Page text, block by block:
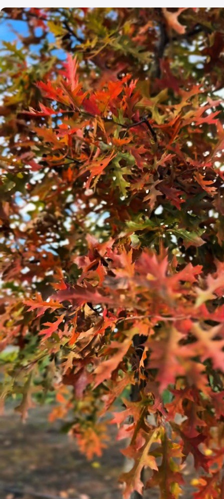
Cupressocyparis Leylandii
Ideal pentru garduri vii elegante și spații verzi deosebite.
Cumpără acum